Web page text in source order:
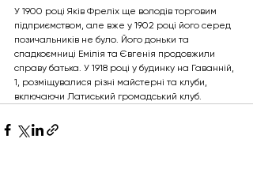
У 1900 році Яків Фреліх ще володів торговим
підприємством, але вже у 1902 році його серед
позичальників не було. Його доньки та
спадкоємниці Емілія та Євгенія продовжили
справу батька. У 1918 році у будинку на Гаванній,
1, розміщувалися різні майстерні та клуби,
включаючи Латиський громадський клуб.